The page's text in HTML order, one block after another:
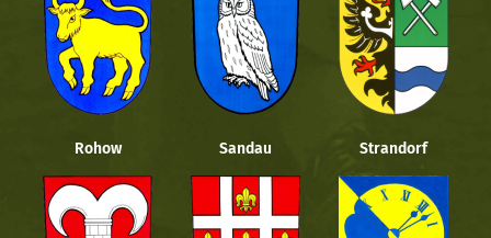
Rohow Sandau Strandorf